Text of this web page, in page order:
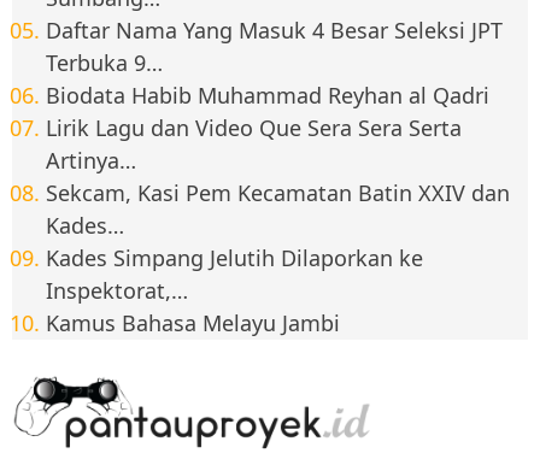
Daftar Nama Yang Masuk 4 Besar Seleksi JPT
Terbuka 9…
Biodata Habib Muhammad Reyhan al Qadri
Lirik Lagu dan Video Que Sera Sera Serta
Artinya…
Sekcam, Kasi Pem Kecamatan Batin XXIV dan
Kades…
Kades Simpang Jelutih Dilaporkan ke
Inspektorat,…
Kamus Bahasa Melayu Jambi